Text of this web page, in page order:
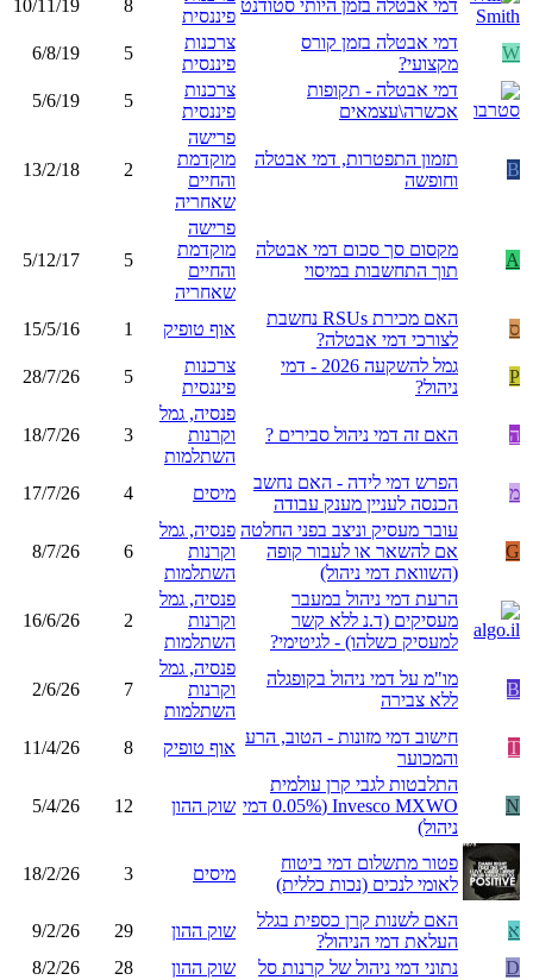
דמי אבטלה בזמן היותי סטודנט
פיננסית
8
10/11/19
W
דמי אבטלה בזמן קורס
מקצועי?
צרכנות
פיננסית
5
6/8/19
דמי אבטלה - תקופות
אכשרה\עצמאים
צרכנות
פיננסית
5
5/6/19
B
תזמון התפטרות, דמי אבטלה
וחופשה
פרישה
מוקדמת
והחיים
שאחריה
2
13/2/18
A
מקסום סך סכום דמי אבטלה
תוך התחשבות במיסוי
פרישה
מוקדמת
והחיים
שאחריה
5
5/12/17
ס
האם מכירת RSUs נחשבת
לצורכי דמי אבטלה?
אוף טופיק 1
15/5/16
P
גמל להשקעה 2026 - דמי
ניהול?
צרכנות
פיננסית
5
28/7/26
ה האם זה דמי ניהול סבירים ?
פנסיה, גמל
וקרנות
השתלמות
3
18/7/26
מ
הפרש דמי לידה - האם נחשב
הכנסה לעניין מענק עבודה
מיסים 4
17/7/26
G
עובר מעסיק וניצב בפני החלטה
אם להשאר או לעבור קופה
(השוואת דמי ניהול)
פנסיה, גמל
וקרנות
השתלמות
6
8/7/26
הרעת דמי ניהול במעבר
מעסיקים (ד.נ ללא קשר
למעסיק כשלהו) - לגיטימי?
פנסיה, גמל
וקרנות
השתלמות
2
16/6/26
B
מו"מ על דמי ניהול בקופגלה
ללא צבירה
פנסיה, גמל
וקרנות
השתלמות
7
2/6/26
T
חישוב דמי מזונות - הטוב, הרע
והמכוער
אוף טופיק 8
11/4/26
N
התלבטות לגבי קרן עולמית
Invesco MXWO (0.05% דמי
ניהול)
שוק ההון 12
5/4/26
פטור מתשלום דמי ביטוח
לאומי לנכים (נכות כללית)
מיסים 3
18/2/26
א
האם לשנות קרן כספית בגלל
העלאת דמי הניהול?
שוק ההון 29
9/2/26
D
נתוני דמי ניהול של קרנות סל שוק ההון 28
8/2/26